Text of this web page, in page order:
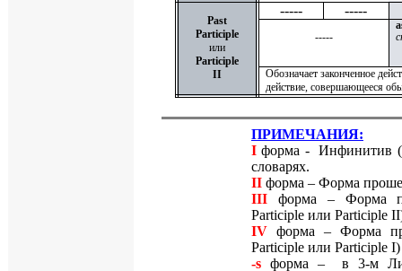
Past
Participle
или
Participle
II
----- -----
-----
Обозначает законченное
действие, совершающееся
ПРИМЕЧАНИЯ:
I форма - Инфинитив (
словарях.
II форма – Форма
III форма – Форма
Participle или Participle II
IV форма – Форма
Participle или Participle I
-s форма – в 3-м